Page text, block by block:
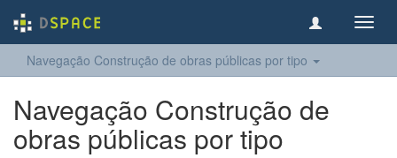
Navegação Construção de obras públicas por tipo
Navegação Construção de
obras públicas por tipo